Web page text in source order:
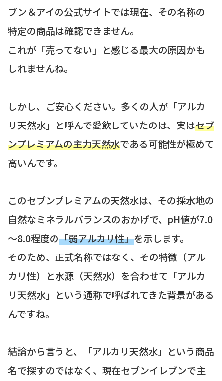
ブン＆アイの公式サイトでは現在、その名称の
特定の商品は確認できません。
これが「売ってない」と感じる最大の原因かも
しれませんね。
しかし、ご安心ください。多くの人が「アルカ
リ天然水」と呼んで愛飲していたのは、実はセブ
ンプレミアムの主力天然水である可能性が極めて
高いんです。
このセブンプレミアムの天然水は、その採水地の
自然なミネラルバランスのおかげで、pH値が7.0
～8.0程度の「弱アルカリ性」を示します。
そのため、正式名称ではなく、その特徴（アル
カリ性）と水源（天然水）を合わせて「アルカ
リ天然水」という通称で呼ばれてきた背景がある
んですね。
結論から言うと、「アルカリ天然水」という商品
名で探すのではなく、現在セブンイレブンで主